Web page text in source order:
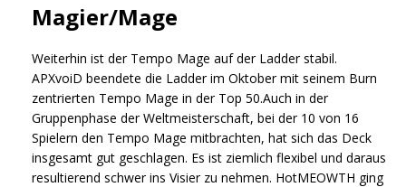
Magier/Mage
Weiterhin ist der Tempo Mage auf der Ladder stabil.
APXvoiD beendete die Ladder im Oktober mit seinem Burn
zentrierten Tempo Mage in der Top 50.Auch in der
Gruppenphase der Weltmeisterschaft, bei der 10 von 16
Spielern den Tempo Mage mitbrachten, hat sich das Deck
insgesamt gut geschlagen. Es ist ziemlich flexibel und daraus
resultierend schwer ins Visier zu nehmen. HotMEOWTH ging